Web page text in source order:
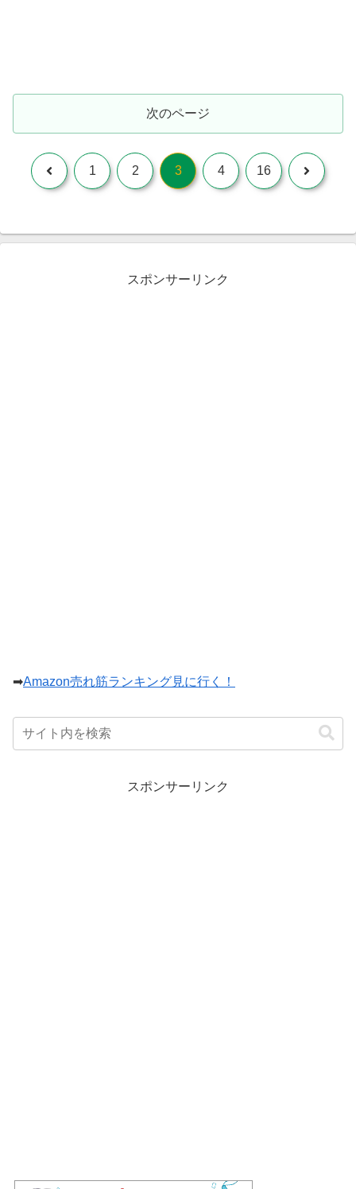
次のページ
前 1 2 3 4 16 次
スポンサーリンク
➡Amazon売れ筋ランキング見に行く！
スポンサーリンク